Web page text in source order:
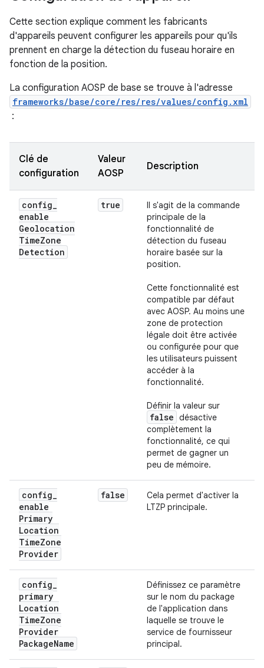
Cette section explique comment les fabricants
d'appareils peuvent configurer les appareils pour qu'ils
prennent en charge la détection du fuseau horaire en
fonction de la position.
La configuration AOSP de base se trouve à l'adresse
frameworks/base/core/res/res/values/config.xml
:
Clé de
configuration
Valeur
AOSP
Description
config_
enable
Geolocation
TimeZone
Detection
true
Il s'agit de la commande
principale de la
fonctionnalité de
détection du fuseau
horaire basée sur la
position.
Cette fonctionnalité est
compatible par défaut
avec AOSP. Au moins une
zone de protection
légale doit être activée
ou configurée pour que
les utilisateurs puissent
accéder à la
fonctionnalité.
Définir la valeur sur
false désactive
complètement la
fonctionnalité, ce qui
permet de gagner un
peu de mémoire.
config_
enable
Primary
Location
TimeZone
Provider
false
Cela permet d'activer la
LTZP principale.
config_
primary
Location
TimeZone
Provider
PackageName
Définissez ce paramètre
sur le nom du package
de l'application dans
laquelle se trouve le
service de fournisseur
principal.